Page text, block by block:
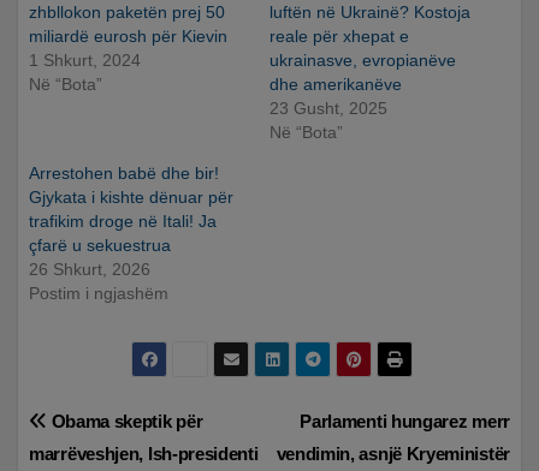
zhbllokon paketën prej 50
miliardë eurosh për Kievin
1 Shkurt, 2024
Në “Bota”
luftën në Ukrainë? Kostoja
reale për xhepat e
ukrainasve, evropianëve
dhe amerikanëve
23 Gusht, 2025
Në “Bota”
Arrestohen babë dhe bir!
Gjykata i kishte dënuar për
trafikim droge në Itali! Ja
çfarë u sekuestrua
26 Shkurt, 2026
Postim i ngjashëm
Lëvizje
Parlamenti hungarez merr
vendimin, asnjë Kryeministër
Obama skeptik për
marrëveshjen, Ish-presidenti